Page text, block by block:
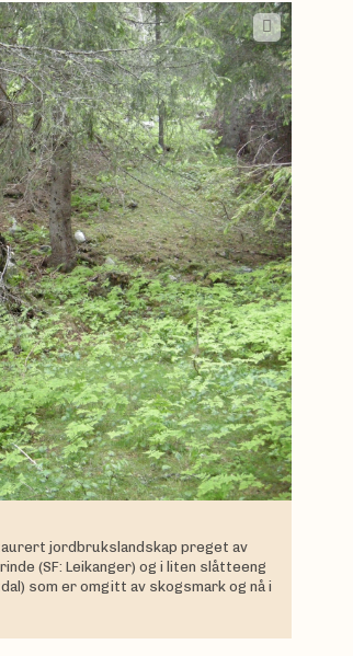
jordbrukslandskap preget av
(SF: Leikanger) og i liten slåtteeng
som er omgitt av skogsmark og nå i